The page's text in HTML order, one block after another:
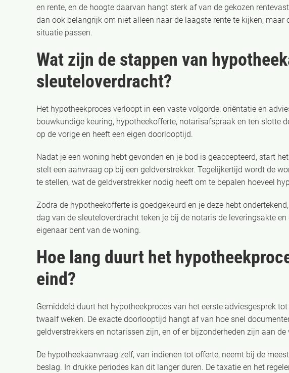
en rente, en de hoogte daarvan hangt sterk af van de gekozen
dan ook belangrijk om niet alleen naar de laagste rente te kijken,
situatie passen.
Wat zijn de stappen van
sleuteloverdracht?
Het hypotheekproces verloopt in een vaste volgorde: oriëntatie en
bouwkundige keuring, hypotheekofferte, notarisafspraak en ten slotte
op de vorige en heeft een eigen doorlooptijd.
Nadat je een woning hebt gevonden en je bod is geaccepteerd, start
stelt een aanvraag op bij een geldverstrekker. Tegelijkertijd wordt de
te stellen, wat de geldverstrekker nodig heeft om te bepalen hoeveel
Zodra de hypotheekofferte is goedgekeurd en je deze hebt
dag van de sleuteloverdracht teken je bij de notaris de leveringsakte
eigenaar bent van de woning.
Hoe lang duurt het
eind?
Gemiddeld duurt het hypotheekproces van het eerste adviesgesprek
twaalf weken. De exacte doorlooptijd hangt af van hoe snel
geldverstrekkers en notarissen zijn, en of er bijzonderheden zijn aan
De hypotheekaanvraag zelf, van indienen tot offerte, neemt bij de
beslag. In drukke periodes kan dit langer duren. De taxatie en het